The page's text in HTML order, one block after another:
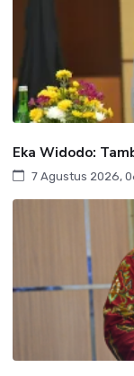
Eka Widodo:
7 Agustus 2026,